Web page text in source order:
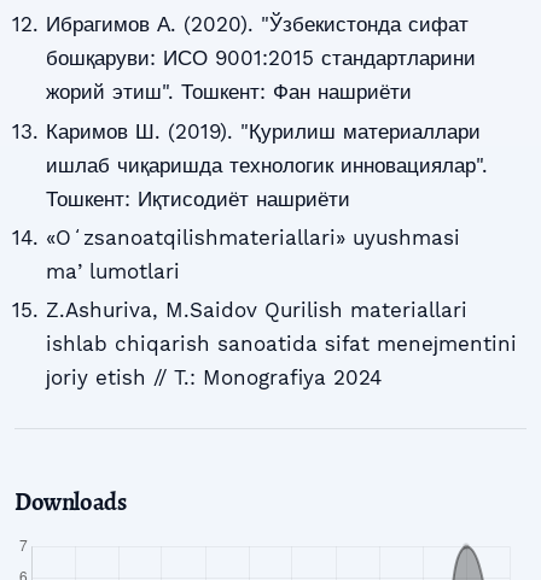
Ибрагимов А. (2020). "Ўзбекистонда сифат
бошқаруви: ИСО 9001:2015 стандартларини
жорий этиш". Тошкент: Фан нашриёти
Каримов Ш. (2019). "Қурилиш материаллари
ишлаб чиқаришда технологик инновациялар".
Тошкент: Иқтисодиёт нашриёти
«Oʻzѕanoatqiliѕhmateriallari» uyushmasi
maʼlumotlari
Z.Ashuriva, M.Saidov Quriliѕh materiallari
ishlab chiqarish sanoatida ѕifat meneјmentini
јoriy etiѕh // T.: Monografiya 2024
Downloads